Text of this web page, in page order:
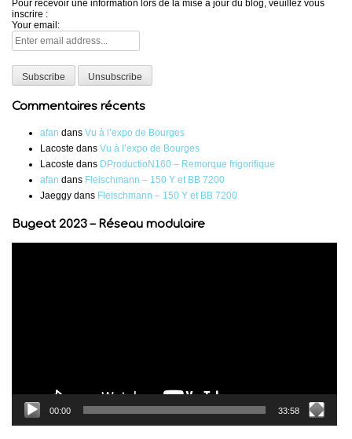
Pour recevoir une information lors de la mise à jour du blog, veuillez vous
inscrire :
Your email:
Commentaires récents
afan dans Vu à l’expo de Bourges
Lacoste dans Vu à l’expo de Bourges
Lacoste dans DProductioN160 – Remorque frigorifique
afan dans Fleischmann – 150 Y et BB 7200
Jaeggy dans Fleischmann – 150 Y et BB 7200
Bugeat 2023 – Réseau modulaire
00:00 33:58